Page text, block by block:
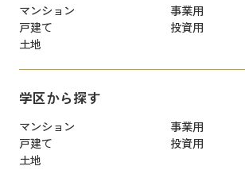
マンション
事業用
戸建て
投資用
土地
学区から探す
マンション
事業用
戸建て
投資用
土地